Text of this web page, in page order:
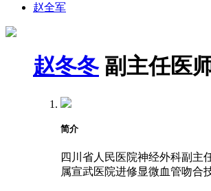
赵全军
赵冬冬 副主任医
简介
四川省人民医院神经外科副主
属宣武医院进修显微血管吻合